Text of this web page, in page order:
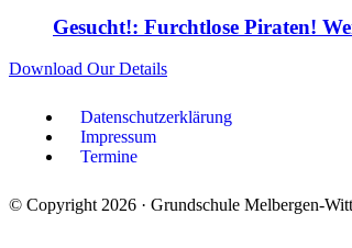
Gesucht!: Furchtlose Piraten!
Download Our Details
Datenschutzerklärung
Impressum
Termine
© Copyright 2026 · Grundschule Melbergen-